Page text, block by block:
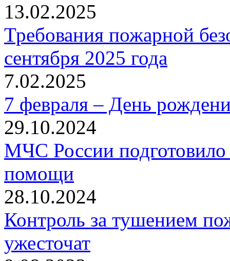
13.02.2025
Требования пожарной
сентября 2025 года
7.02.2025
7 февраля – День
29.10.2024
МЧС России
помощи
28.10.2024
Контроль за тушением
ужесточат